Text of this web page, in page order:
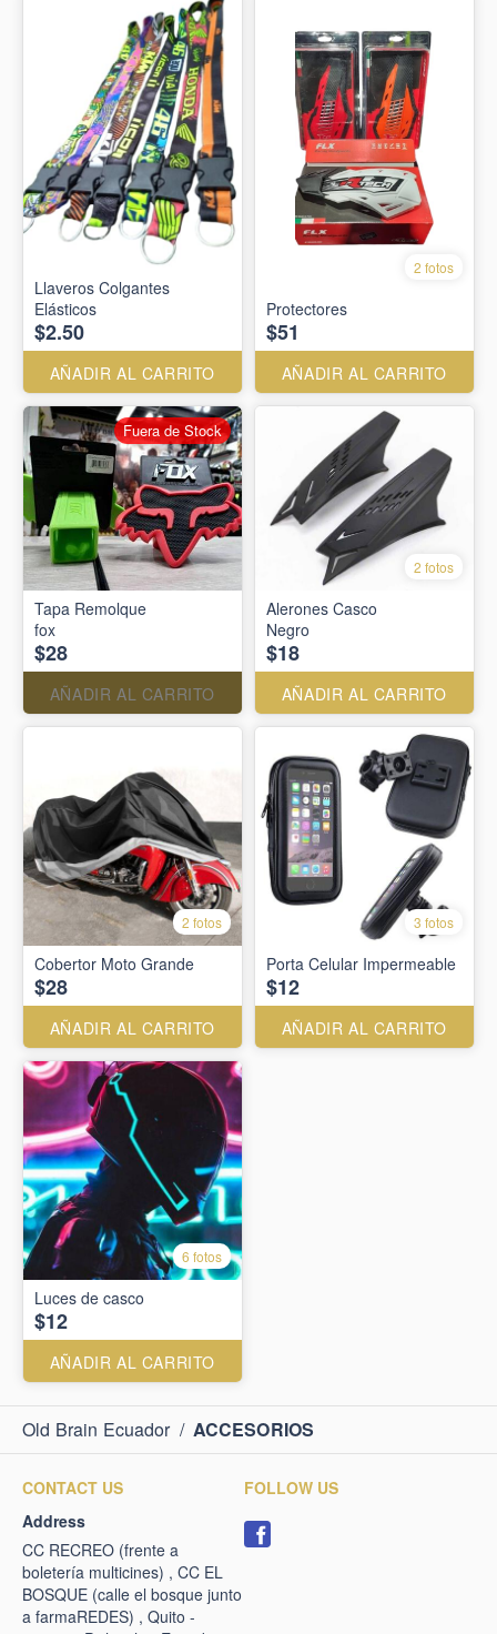
Llaveros Colgantes
Elásticos
$2.50
AÑADIR AL CARRITO
2 fotos
Protectores
$51
AÑADIR AL CARRITO
Tapa Remolque
fox
$28
AÑADIR AL CARRITO
Fuera de Stock
2 fotos
Alerones Casco
Negro
$18
AÑADIR AL CARRITO
2 fotos
Cobertor Moto Grande
$28
AÑADIR AL CARRITO
3 fotos
Porta Celular Impermeable
$12
AÑADIR AL CARRITO
6 fotos
Luces de casco
$12
AÑADIR AL CARRITO
Old Brain Ecuador / ACCESORIOS
CONTACT US
Address
CC RECREO (frente a
boletería multicines) , CC EL
BOSQUE (calle el bosque junto
a farmaREDES) , Quito -
FOLLOW US